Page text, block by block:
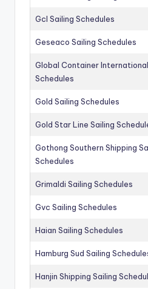
Gcl Sailing Schedules
Geseaco Sailing Schedules
Global Container
Schedules
Gold Sailing Schedules
Gold Star Line Sailing
Gothong Southern Shipping
Schedules
Grimaldi Sailing Schedules
Gvc Sailing Schedules
Haian Sailing Schedules
Hamburg Sud Sailing
Hanjin Shipping Sailing